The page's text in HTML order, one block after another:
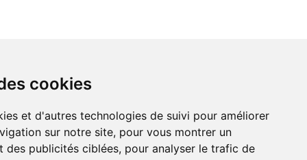
cookies
et d'autres technologies de suivi pour améliorer
sur notre site, pour vous montrer un
des publicités ciblées, pour analyser le trafic de